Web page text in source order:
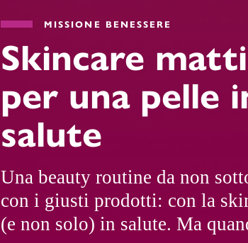
MISSIONE BENESSERE
Skincare
per una pelle
salute
Una beauty routine da non
con i giusti prodotti: con la
(e non solo) in salute. Ma